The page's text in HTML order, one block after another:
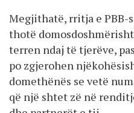
Megjithatë, rritja e PBB-
thotë
terren ndaj të tjerëve,
po zgjerohen
domethënës se vetë
që një shtet zë në